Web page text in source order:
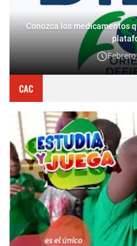
Conozca los medicamentos
CAC